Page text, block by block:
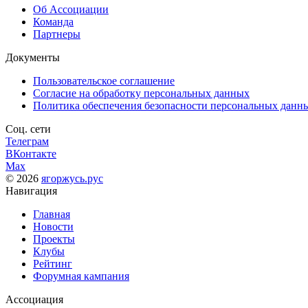
Об Ассоциации
Команда
Партнеры
Документы
Пользовательское соглашение
Согласие на обработку персональных данных
Политика обеспечения безопасности персональных
Соц. сети
Телеграм
ВКонтакте
Max
© 2026 ягоржусь.рус
Навигация
Главная
Новости
Проекты
Клубы
Рейтинг
Форумная кампания
Ассоциация